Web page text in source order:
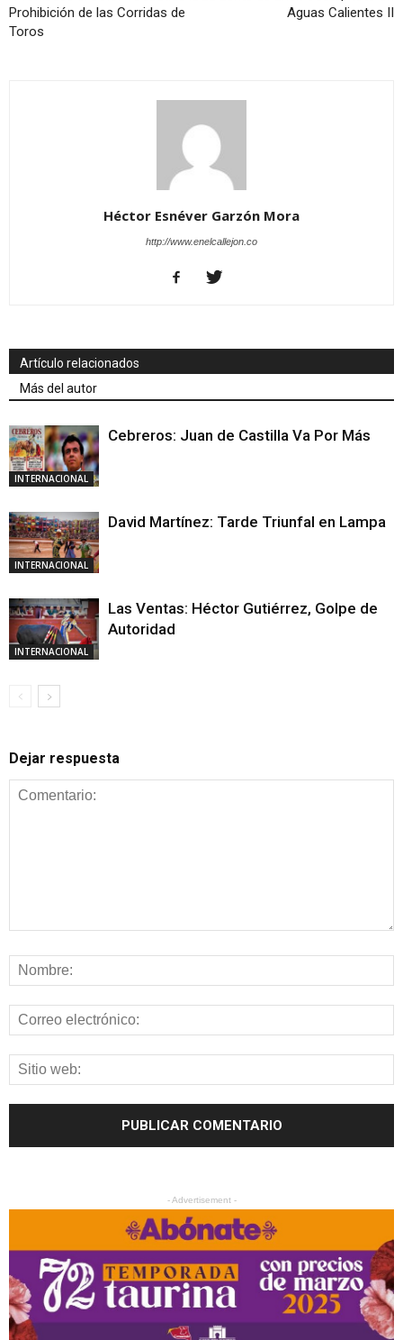
Prohibición de las Corridas de
Toros
Aguas Calientes II
Héctor Esnéver Garzón Mora
http://www.enelcallejon.co
Artículo relacionados
Más del autor
INTERNACIONAL
Cebreros: Juan de Castilla Va Por Más
INTERNACIONAL
David Martínez: Tarde Triunfal en Lampa
INTERNACIONAL
Las Ventas: Héctor Gutiérrez, Golpe de
Autoridad
Dejar respuesta
- Advertisement -